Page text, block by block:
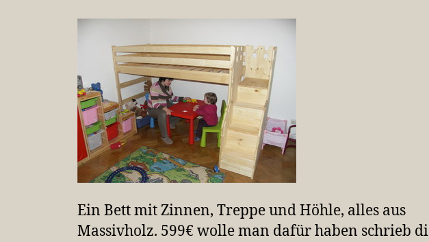
Ein Bett mit Zinnen, Treppe und Höhle, alles aus
Massivholz. 599€ wolle man dafür haben schrieb